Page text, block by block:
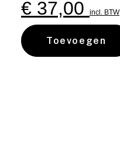
€ 37,00 incl. BTW
Toevoegen